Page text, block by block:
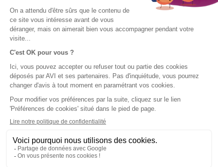
AVISO
Aviso legal
Condiciones
generales de
Uso de
cookies
Mapa del
International
Política de
EMPRESA
AVI en breve
ACCESO
Contacto
Ayuda
¡SÍGUENOS!